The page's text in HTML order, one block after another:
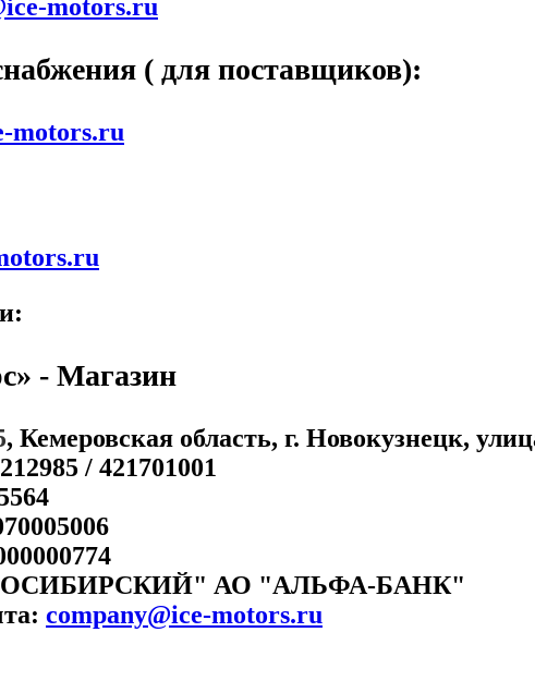
motors.ru
( для поставщиков):
motors.ru
- Магазин
, Кемеровская область, г. Новокузнецк,
/ 421701001
АО "АЛЬФА-БАНК"
company@ice-motors.ru